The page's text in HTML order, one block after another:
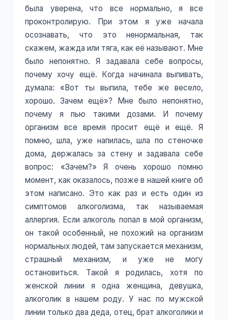
была уверена, что все нормально, я все
проконтролирую. При этом я уже начала
осознавать, что это ненормальная, так
скажем, жажда или тяга, как её называют. Мне
было непонятно. Я задавала себе вопросы,
почему хочу ещё. Когда начинала выпивать,
думала: «Вот ты выпила, тебе же весело,
хорошо. Зачем ещё»? Мне было непонятно,
почему я пью такими дозами. И почему
организм все время просит ещё и ещё. Я
помню, шла, уже напилась, шла по стеночке
дома, держалась за стену и задавала себе
вопрос: «Зачем?» Я очень хорошо помню
момент, как оказалось, позже в нашей книге об
этом написано. Это как раз и есть один из
симптомов алкоголизма, так называемая
аллергия. Если алкоголь попал в мой организм,
он такой особенный, не похожий на организм
нормальных людей, там запускается механизм,
страшный механизм, и уже не могу
остановиться. Такой я родилась, хотя по
женской линии я одна женщина, девушка,
алкоголик в нашем роду. У нас по мужской
линии только два деда, отец, брат алкоголики и